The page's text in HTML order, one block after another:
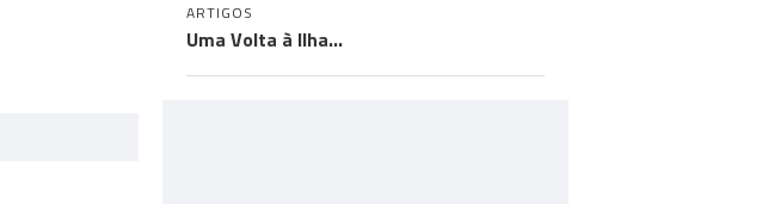
ARTIGOS
Uma Volta à Ilha…